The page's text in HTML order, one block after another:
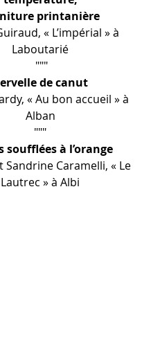
printanière
« L’impérial » à
Laboutarié
"""
de canut
« Au bon accueil » à
Alban
"""
soufflées à l’orange
Lautrec » à Albi